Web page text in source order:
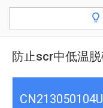
防止scr中低温
CN213050104U